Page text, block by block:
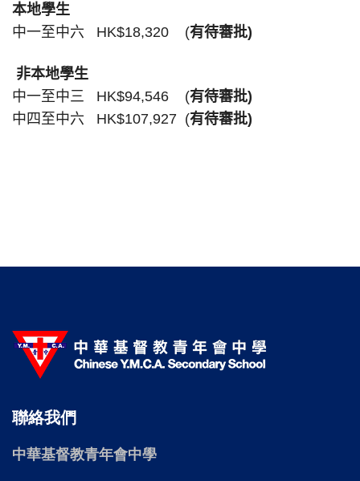
本地學生
中一至中六 HK$18,320 (有待審批)
非本地學生
中一至中三 HK$94,546 (有待審批)
中四至中六 HK$107,927 (有待審批)
聯絡我們
中華基督教青年會中學